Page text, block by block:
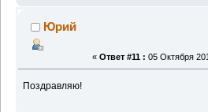
Юрий
« Ответ #11 : 05 Октября
Поздравляю!